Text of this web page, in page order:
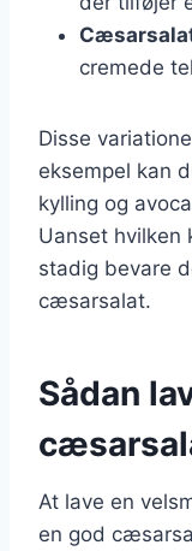
cremede
Disse
eksempel kan
kylling og
Uanset hvilken
stadig bevare
cæsarsalat.
Sådan
At lave en
en god